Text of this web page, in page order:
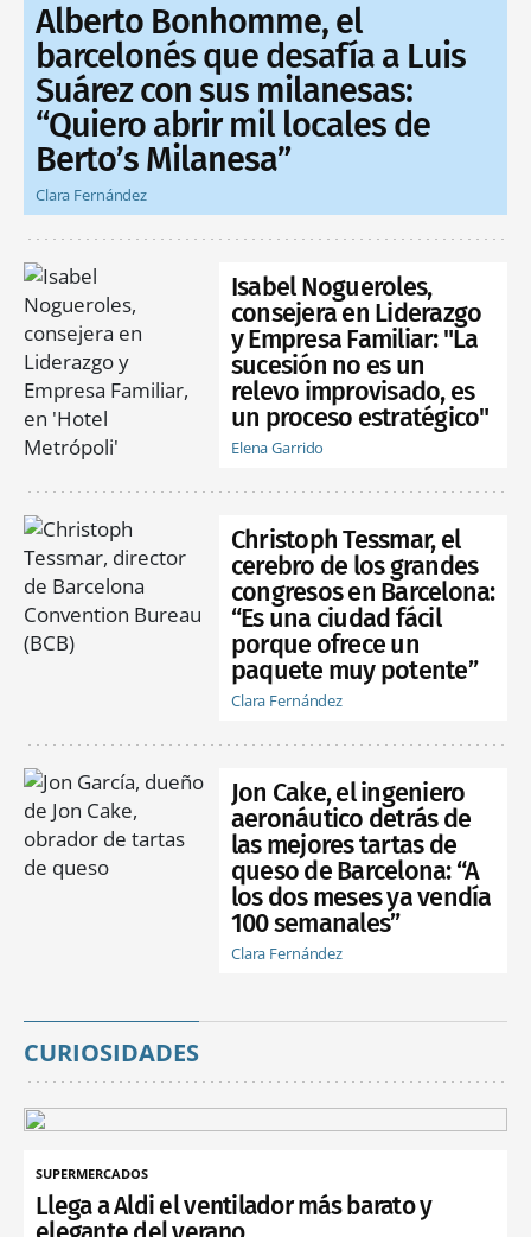
Alberto Bonhomme, el
barcelonés que desafía a Luis
Suárez con sus milanesas:
“Quiero abrir mil locales de
Berto’s Milanesa”
Clara Fernández
Isabel Nogueroles,
consejera en Liderazgo
y Empresa Familiar: "La
sucesión no es un
relevo improvisado, es
un proceso estratégico"
Elena Garrido
Christoph Tessmar, el
cerebro de los grandes
congresos en Barcelona:
“Es una ciudad fácil
porque ofrece un
paquete muy potente”
Clara Fernández
Jon Cake, el ingeniero
aeronáutico detrás de
las mejores tartas de
queso de Barcelona: “A
los dos meses ya vendía
100 semanales”
Clara Fernández
CURIOSIDADES
SUPERMERCADOS
Llega a Aldi el ventilador más barato y